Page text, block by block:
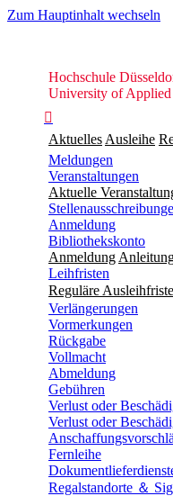
Zum Hauptinhalt wechseln
Hochschule
University of Applied

Aktuelles Ausleihe
Meldungen
Veranstaltungen
Aktuelle
Anmeldung
Bibliothekskonto
Anmeldung
Leihfristen
Reguläre
Verlängerungen
Vormerkungen
Rückgabe
Vollmacht
Abmeldung
Gebühren
Verlust oder
Verlust oder
Fernleihe
Regalstandorte ＆